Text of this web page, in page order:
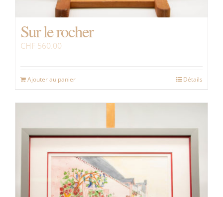
Sur le rocher
CHF 560.00
Ajouter au panier Détails